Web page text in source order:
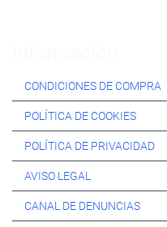
CONDICIONES DE COMPRA
POLÍTICA DE COOKIES
POLÍTICA DE PRIVACIDAD
AVISO LEGAL
CANAL DE DENUNCIAS